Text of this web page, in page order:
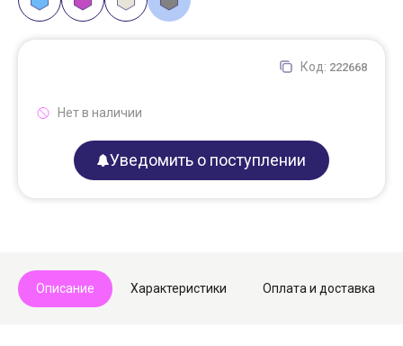
Код: 222668
Нет в наличии
Уведомить о поступлении
Описание Характеристики Оплата и доставка